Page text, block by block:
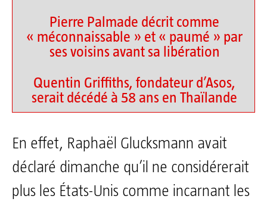
Pierre Palmade décrit comme
« méconnaissable » et « paumé » par
ses voisins avant sa libération
Quentin Griffiths, fondateur d’Asos,
serait décédé à 58 ans en Thaïlande
En effet, Raphaël Glucksmann avait
déclaré dimanche qu’il ne considérerait
plus les États-Unis comme incarnant les